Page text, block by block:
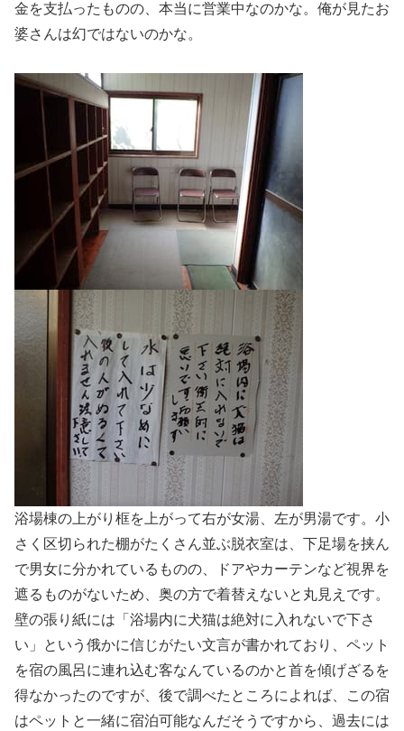
金を支払ったものの、本当に営業中なのかな。俺が見たお
婆さんは幻ではないのかな。
浴場棟の上がり框を上がって右が女湯、左が男湯です。小
さく区切られた棚がたくさん並ぶ脱衣室は、下足場を挟ん
で男女に分かれているものの、ドアやカーテンなど視界を
遮るものがないため、奥の方で着替えないと丸見えです。
壁の張り紙には「浴場内に犬猫は絶対に入れないで下さ
い」という俄かに信じがたい文言が書かれており、ペット
を宿の風呂に連れ込む客なんているのかと首を傾げざるを
得なかったのですが、後で調べたところによれば、この宿
はペットと一緒に宿泊可能なんだそうですから、過去には